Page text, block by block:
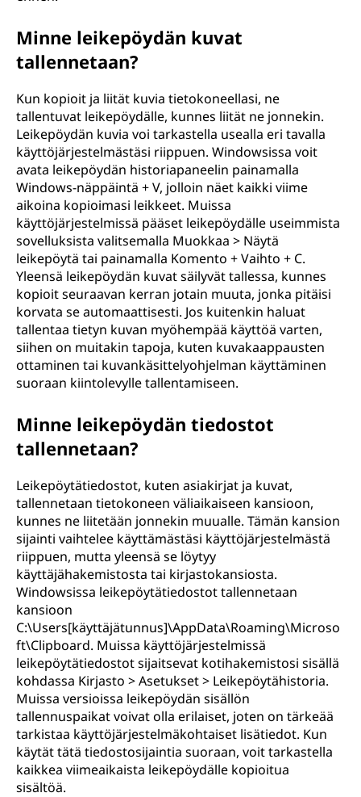
n
Minne leikepöydän kuvat
tallennetaan?
Kun kopioit ja liität kuvia tietokoneellasi, ne
tallentuvat leikepöydälle, kunnes liität ne jonnekin.
Leikepöydän kuvia voi tarkastella usealla eri tavalla
käyttöjärjestelmästäsi riippuen. Windowsissa voit
avata leikepöydän historiapaneelin painamalla
Windows-näppäintä + V, jolloin näet kaikki viime
aikoina kopioimasi leikkeet. Muissa
käyttöjärjestelmissä pääset leikepöydälle useimmista
sovelluksista valitsemalla Muokkaa > Näytä
leikepöytä tai painamalla Komento + Vaihto + C.
Yleensä leikepöydän kuvat säilyvät tallessa, kunnes
kopioit seuraavan kerran jotain muuta, jonka pitäisi
korvata se automaattisesti. Jos kuitenkin haluat
tallentaa tietyn kuvan myöhempää käyttöä varten,
siihen on muitakin tapoja, kuten kuvakaappausten
ottaminen tai kuvankäsittelyohjelman käyttäminen
suoraan kiintolevylle tallentamiseen.
Minne leikepöydän tiedostot
tallennetaan?
Leikepöytätiedostot, kuten asiakirjat ja kuvat,
tallennetaan tietokoneen väliaikaiseen kansioon,
kunnes ne liitetään jonnekin muualle. Tämän kansion
sijainti vaihtelee käyttämästäsi käyttöjärjestelmästä
riippuen, mutta yleensä se löytyy
käyttäjähakemistosta tai kirjastokansiosta.
Windowsissa leikepöytätiedostot tallennetaan
kansioon
C:\Users[käyttäjätunnus]\AppData\Roaming\Microso
ft\Clipboard. Muissa käyttöjärjestelmissä
leikepöytätiedostot sijaitsevat kotihakemistosi sisällä
kohdassa Kirjasto > Asetukset > Leikepöytähistoria.
Muissa versioissa leikepöydän sisällön
tallennuspaikat voivat olla erilaiset, joten on tärkeää
tarkistaa käyttöjärjestelmäkohtaiset lisätiedot. Kun
käytät tätä tiedostosijaintia suoraan, voit tarkastella
kaikkea viimeaikaista leikepöydälle kopioitua
sisältöä.